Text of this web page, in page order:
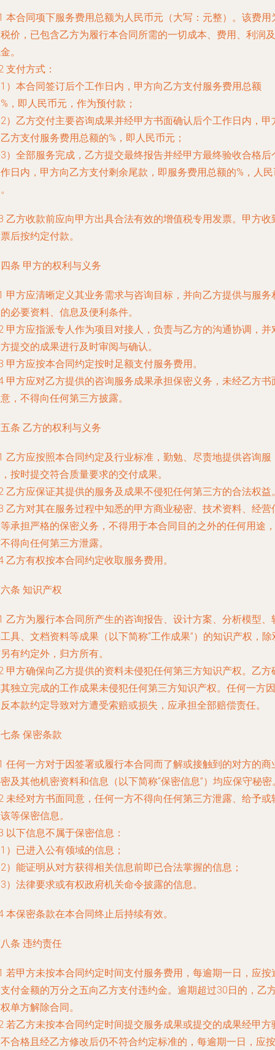
本合同项下服务费用总额为人民币元（大写： 元整）。该费用
价，已包含乙方为履行本合同所需的一切成本、费用、利润及
。
支付方式：
）本合同签订后个工作日内，甲方向乙方支付服务费用总额
%，即人民币元，作为预付款；
）乙方交付主要咨询成果并经甲方书面确认后个工作日内，甲
方支付服务费用总额的%，即人民币元；
）全部服务完成，乙方提交最终报告并经甲方最终验收合格后
日内，甲方向乙方支付剩余尾款，即服务费用总额的%，人
乙方收款前应向甲方出具合法有效的增值税专用发票。甲方收
后按约定付款。
条 甲方的权利与义务
甲方应清晰定义其业务需求与咨询目标，并向乙方提供与服务
必要资料、信息及便利条件。
甲方应指派专人作为项目对接人，负责与乙方的沟通协调，并
提交的成果进行及时审阅与确认。
甲方应按本合同约定按时足额支付服务费用。
甲方应对乙方提供的咨询服务成果承担保密义务，未经乙方书
，不得向任何第三方披露。
条 乙方的权利与义务
乙方应按照本合同约定及行业标准，勤勉、尽责地提供咨询服
按时提交符合质量要求的交付成果。
乙方应保证其提供的服务及成果不侵犯任何第三方的合法权益
乙方对其在服务过程中知悉的甲方商业秘密、技术资料、经营
承担严格的保密义务，不得用于本合同目的之外的任何用途，
得向任何第三方泄露。
乙方有权按本合同约定收取服务费用。
条 知识产权
乙方为履行本合同所产生的咨询报告、设计方案、分析模型、
具、文档资料等成果（以下简称“工作成果”）的知识产权，除
有约定外，归方所有。
甲方确保向乙方提供的资料未侵犯任何第三方知识产权。乙方
独立完成的工作成果未侵犯任何第三方知识产权。任何一方因
本款约定导致对方遭受索赔或损失，应承担全部赔偿责任。
条 保密条款
任何一方对于因签署或履行本合同而了解或接触到的对方的商
及其他机密资料和信息（以下简称“保密信息”）均应保守秘密
未经对方书面同意，任何一方不得向任何第三方泄露、给予或
等保密信息。
以下信息不属于保密信息：
）已进入公有领域的信息；
）能证明从对方获得相关信息前即已合法掌握的信息；
）法律要求或有权政府机关命令披露的信息。
本保密条款在本合同终止后持续有效。
条 违约责任
若甲方未按本合同约定时间支付服务费用，每逾期一日，应按
付金额的万分之五向乙方支付违约金。逾期超过30日的，乙
单方解除合同。
若乙方未按本合同约定时间提交服务成果或提交的成果经甲方
合格且经乙方修改后仍不符合约定标准的，每逾期一日，应按